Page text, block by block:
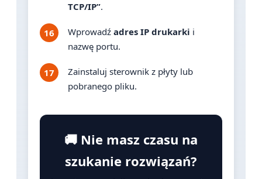
TCP/IP”.
Wprowadź adres IP drukarki i
nazwę portu.
Zainstaluj sterownik z płyty lub
pobranego pliku.
🚚 Nie masz czasu na
szukanie rozwiązań?